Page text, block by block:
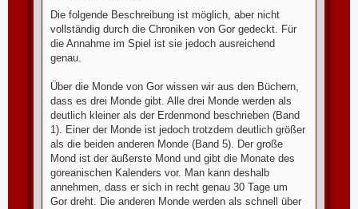
i
r
a
Die folgende Beschreibung ist möglich, aber nicht
vollständig durch die Chroniken von Gor gedeckt. Für
die Annahme im Spiel ist sie jedoch ausreichend
genau.
Über die Monde von Gor wissen wir aus den Büchern,
dass es drei Monde gibt. Alle drei Monde werden als
deutlich kleiner als der Erdenmond beschrieben (Band
1). Einer der Monde ist jedoch trotzdem deutlich größer
als die beiden anderen Monde (Band 5). Der große
Mond ist der äußerste Mond und gibt die Monate des
goreanischen Kalenders vor. Man kann deshalb
annehmen, dass er sich in recht genau 30 Tage um
Gor dreht. Die anderen Monde werden als schnell über